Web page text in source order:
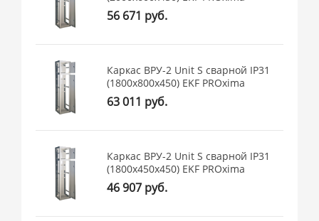
56 671 руб.
Каркас ВРУ-2 Unit S сварной IP31
(1800х800х450) EKF PROxima
63 011 руб.
Каркас ВРУ-2 Unit S сварной IP31
(1800х450х450) EKF PROxima
46 907 руб.